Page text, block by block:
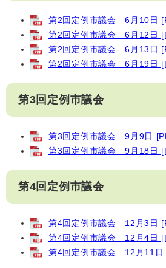
第2回定例市議会 6月10日
第2回定例市議会 6月12日
第2回定例市議会 6月13日
第2回定例市議会 6月19日
第3回定例市議会
第3回定例市議会 9月9日
第3回定例市議会 9月18日
第4回定例市議会
第4回定例市議会 12月3日
第4回定例市議会 12月4日
第4回定例市議会 12月11日